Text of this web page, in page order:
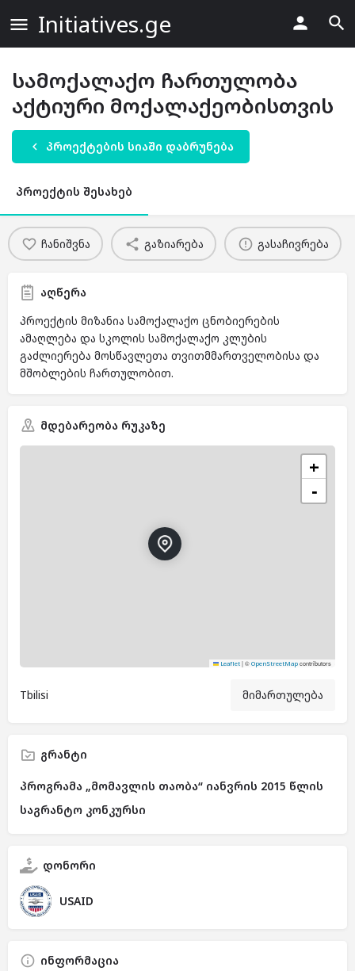
Initiatives.ge
სამოქალაქო ჩართულობა
აქტიური მოქალაქეობისთვის
პროექტების სიაში დაბრუნება
პროექტის შესახებ
ჩანიშვნა გაზიარება გასაჩივრება
აღწერა
პროექტის მიზანია სამოქალაქო ცნობიერების
ამაღლება და სკოლის სამოქალაქო კლუბის
გაძლიერება მოსწავლეთა თვითმმართველობისა და
მშობლების ჩართულობით.
მდებარეობა რუკაზე
+
−
Leaflet |© OpenStreetMap contributors
Tbilisi მიმართულება
გრანტი
პროგრამა „მომავლის თაობა“ იანვრის 2015 წლის
საგრანტო კონკურსი
დონორი
USAID
ინფორმაცია